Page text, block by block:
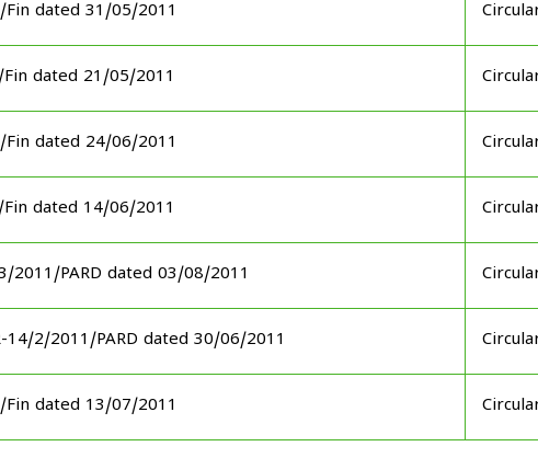
dated 31/05/2011
dated 21/05/2011
dated 24/06/2011
dated 14/06/2011
2011/PARD dated 03/08/2011
14/2/2011/PARD dated 30/06/2011
dated 13/07/2011